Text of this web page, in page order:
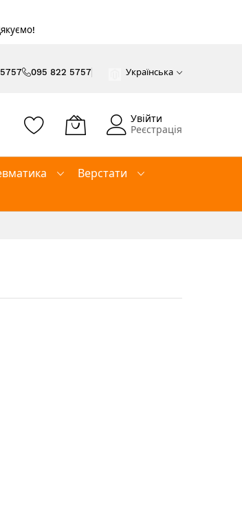
095 822 5757 Українська
Увійти
Реєстрація
Верстати